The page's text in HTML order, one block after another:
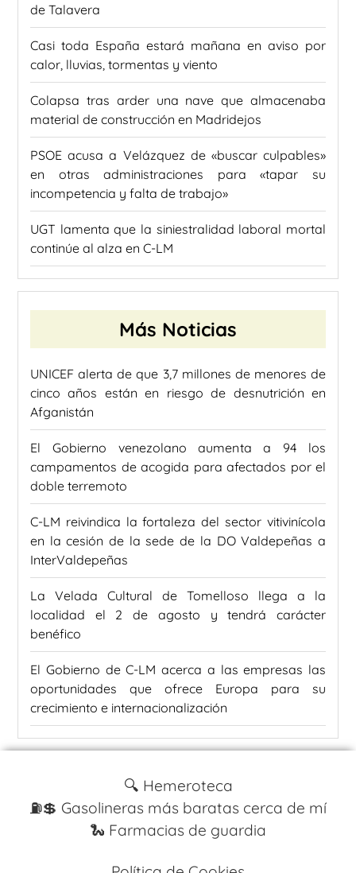
de Talavera
Casi toda España estará mañana en aviso por
calor, lluvias, tormentas y viento
Colapsa tras arder una nave que almacenaba
material de construcción en Madridejos
PSOE acusa a Velázquez de «buscar culpables»
en otras administraciones para «tapar su
incompetencia y falta de trabajo»
UGT lamenta que la siniestralidad laboral mortal
continúe al alza en C-LM
Más Noticias
UNICEF alerta de que 3,7 millones de menores de
cinco años están en riesgo de desnutrición en
Afganistán
El Gobierno venezolano aumenta a 94 los
campamentos de acogida para afectados por el
doble terremoto
C-LM reivindica la fortaleza del sector vitivinícola
en la cesión de la sede de la DO Valdepeñas a
InterValdepeñas
La Velada Cultural de Tomelloso llega a la
localidad el 2 de agosto y tendrá carácter
benéfico
El Gobierno de C-LM acerca a las empresas las
oportunidades que ofrece Europa para su
crecimiento e internacionalización
🔍 Hemeroteca
⛽️💲 Gasolineras más baratas cerca de mí
🐍 Farmacias de guardia